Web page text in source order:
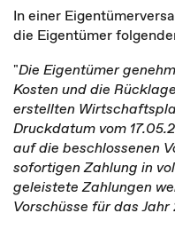
In einer
die Eigentümer
"Die Eigentümer
Kosten und die
erstellten
Druckdatum vom
auf die beschlossenen
sofortigen Zahlung in
geleistete Zahlungen
Vorschüsse für das